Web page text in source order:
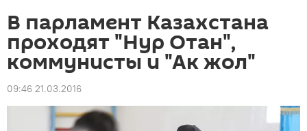
В парламент Казахстана
проходят "Нур Отан",
коммунисты и "Ак жол"
09:46 21.03.2016